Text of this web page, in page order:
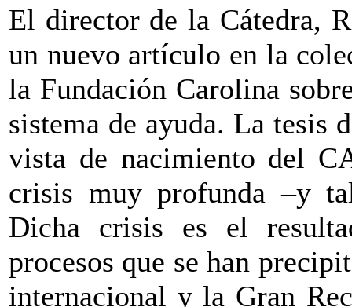
El director de la Cátedra,
un nuevo artículo en la
la Fundación Carolina
sistema de ayuda. La tesis
vista de nacimiento del
crisis muy profunda –y
Dicha crisis es el
procesos que se han
internacional y la Gran